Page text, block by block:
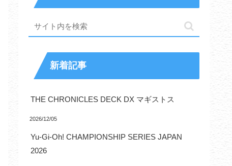
新着記事
THE CHRONICLES DECK DX マギストス
2026/12/05
Yu-Gi-Oh! CHAMPIONSHIP SERIES JAPAN
2026